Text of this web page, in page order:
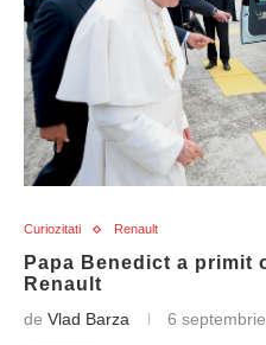
Curiozitati Renault
Papa Benedict a primit
Renault
de Vlad Barza 6